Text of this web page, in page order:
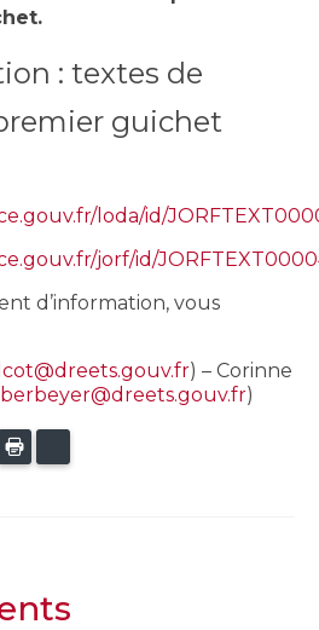
: textes de
guichet
loda/id/
jorf/id/
d’information, vous
) – Corinne
)
Ajouter aux favoris